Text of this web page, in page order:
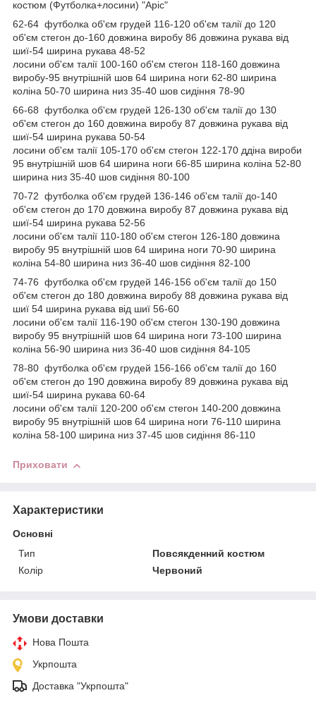
костюм (Футболка+лосини) "Аріс"
62-64 футболка об'єм грудей 116-120 об'єм талії до 120
об'єм стегон до-160 довжина виробу 86 довжина рукава від
шиї-54 ширина рукава 48-52
лосини об'єм талії 100-160 об'єм стегон 118-160 довжина
виробу-95 внутрішній шов 64 ширина ноги 62-80 ширина
коліна 50-70 ширина низ 35-40 шов сидіння 78-90
66-68 футболка об'єм грудей 126-130 об'єм талії до 130
об'єм стегон до 160 довжина виробу 87 довжина рукава від
шиї-54 ширина рукава 50-54
лосини об'єм талії 105-170 об'єм стегон 122-170 ддіна вироби
95 внутрішній шов 64 ширина ноги 66-85 ширина коліна 52-80
ширина низ 35-40 шов сидіння 80-100
70-72 футболка об'єм грудей 136-146 об'єм талії до-140
об'єм стегон до 170 довжина виробу 87 довжина рукава від
шиї-54 ширина рукава 52-56
лосини об'єм талії 110-180 об'єм стегон 126-180 довжина
виробу 95 внутрішній шов 64 ширина ноги 70-90 ширина
коліна 54-80 ширина низ 36-40 шов сидіння 82-100
74-76 футболка об'єм грудей 146-156 об'єм талії до 150
об'єм стегон до 180 довжина виробу 88 довжина рукава від
шиї 54 ширина рукава від шиї 56-60
лосини об'єм талії 116-190 об'єм стегон 130-190 довжина
виробу 95 внутрішній шов 64 ширина ноги 73-100 ширина
коліна 56-90 ширина низ 36-40 шов сидіння 84-105
78-80 футболка об'єм грудей 156-166 об'єм талії до 160
об'єм стегон до 190 довжина виробу 89 довжина рукава від
шиї-54 ширина рукава 60-64
лосини об'єм талії 120-200 об'єм стегон 140-200 довжина
виробу 95 внутрішній шов 64 ширина ноги 76-110 ширина
коліна 58-100 ширина низ 37-45 шов сидіння 86-110
Приховати
Характеристики
Основні
Тип
Повсякденний костюм
Колір
Червоний
Умови доставки
Нова Пошта
Укрпошта
Доставка "Укрпошта"